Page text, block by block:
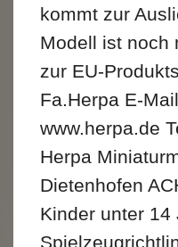
kommt zur
Modell ist noch
zur EU-
Fa.Herpa E-
www.herpa.de
Herpa
Dietenhofen
Kinder unter